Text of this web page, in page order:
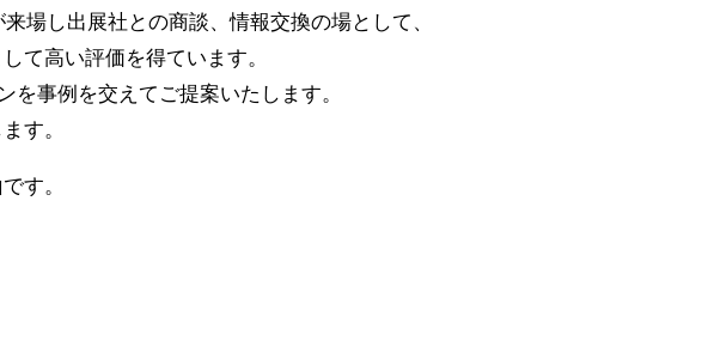
場し出展社との商談、情報交換の場として、
て高い評価を得ています。
事例を交えてご提案いたします。
す。
す。